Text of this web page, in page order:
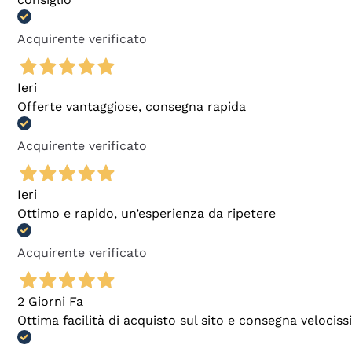
Acquirente verificato
Ieri
Offerte vantaggiose, consegna rapida
Acquirente verificato
Ieri
Ottimo e rapido, un’esperienza da ripetere
Acquirente verificato
2 Giorni Fa
Ottima facilità di acquisto sul sito e consegna